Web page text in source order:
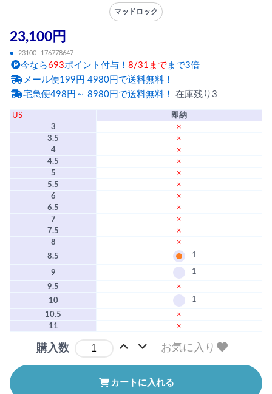
マッドロック
23,100円
● -23100- 176778647
今なら693ポイント付与！ 8/31まで まで3倍
メール便199円 4980円で送料無料！
宅急便498円～ 8980円で送料無料！ 在庫残り3
US
即納
3
×
3.5
×
4
×
4.5
×
5
×
5.5
×
6
×
6.5
×
7
×
7.5
×
8
×
8.5
1
9 1
9.5
×
10
1
10.5
×
11
×
購入数 お気に入り
カートに入れる